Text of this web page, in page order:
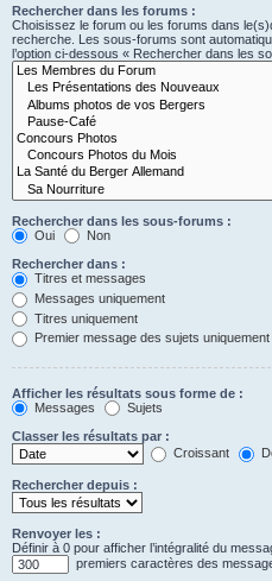
Rechercher dans les forums :
Choisissez le forum ou les forums dans
recherche. Les sous-forums sont
l’option ci-dessous « Rechercher dans les
Rechercher dans les sous-forums :
Oui
Non
Rechercher dans :
Titres et messages
Messages uniquement
Titres uniquement
Premier message des sujets uniquement
Afficher les résultats sous forme de :
Messages
Sujets
Classer les résultats par :
Croissant
Rechercher depuis :
Renvoyer les :
Définir à 0 pour afficher l’intégralité du
premiers caractères des